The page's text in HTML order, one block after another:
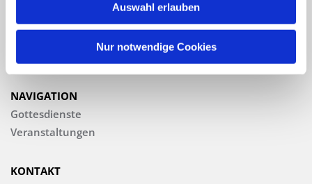
Auswahl erlauben
Nur notwendige Cookies
Katholische Kirchengemeinde
Pfarrei St. Benedikt Teltow-Fläming
NAVIGATION
Gottesdienste
Veranstaltungen
KONTAKT